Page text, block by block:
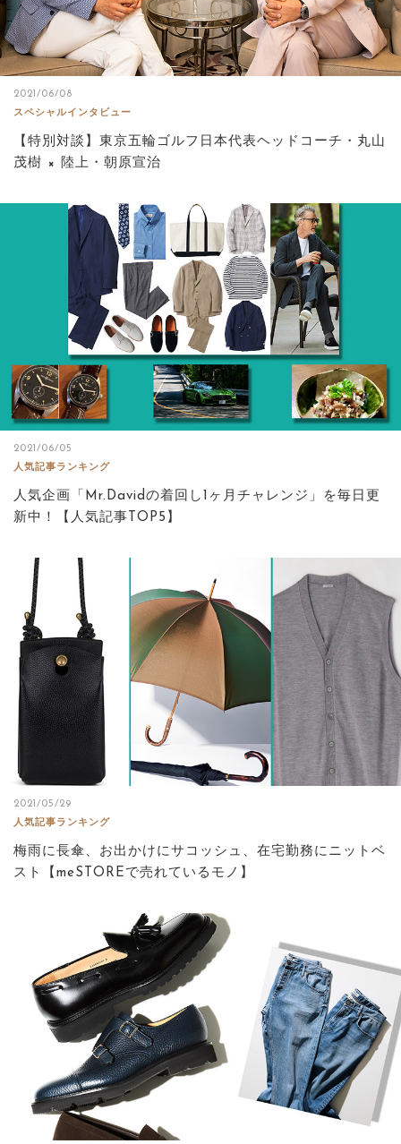
2021/06/08
スペシャルインタビュー
【特別対談】東京五輪ゴルフ日本代表ヘッドコーチ・丸山
茂樹 × 陸上・朝原宣治
2021/06/05
人気記事ランキング
人気企画「Mr.Davidの着回し1ヶ月チャレンジ」を毎日更
新中！【人気記事TOP5】
2021/05/29
人気記事ランキング
梅雨に長傘、お出かけにサコッシュ、在宅勤務にニットベ
スト【meSTOREで売れているモノ】